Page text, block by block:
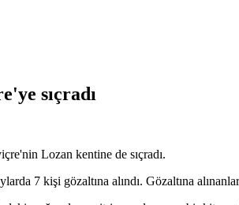
sıçradı
Lozan kentine de sıçradı.
7 kişi gözaltına alındı. Gözaltına